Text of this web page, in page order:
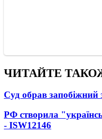
ЧИТАЙТЕ
Суд обрав запобіжний
РФ створила
- ISW12146